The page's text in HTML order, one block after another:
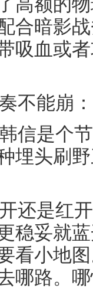
合暗影
吸血或
不能崩
信是个
埋头刷
还是红
稳妥就
看小地
哪路。